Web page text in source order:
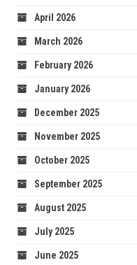
April 2026
March 2026
February 2026
January 2026
December 2025
November 2025
October 2025
September 2025
August 2025
July 2025
June 2025